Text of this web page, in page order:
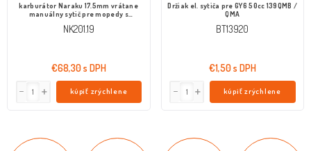
karburátor Naraku 17.5mm vrátane
manuálny sytič pre mopedy s
NK201.19
€68,30 s DPH
kúpiť zrýchlene
Držiak el. sytiča pre GY6 50cc 139QMB /
QMA
BT13920
€1,50 s DPH
kúpiť zrýchlene